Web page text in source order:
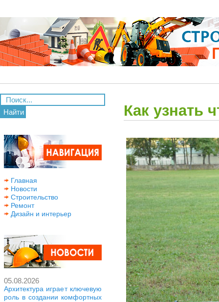
Найти
Главная
Новости
Строительство
Ремонт
Дизайн и интерьер
05.08.2026
Архитектура играет ключевую
роль в создании комфортных
Как узнать